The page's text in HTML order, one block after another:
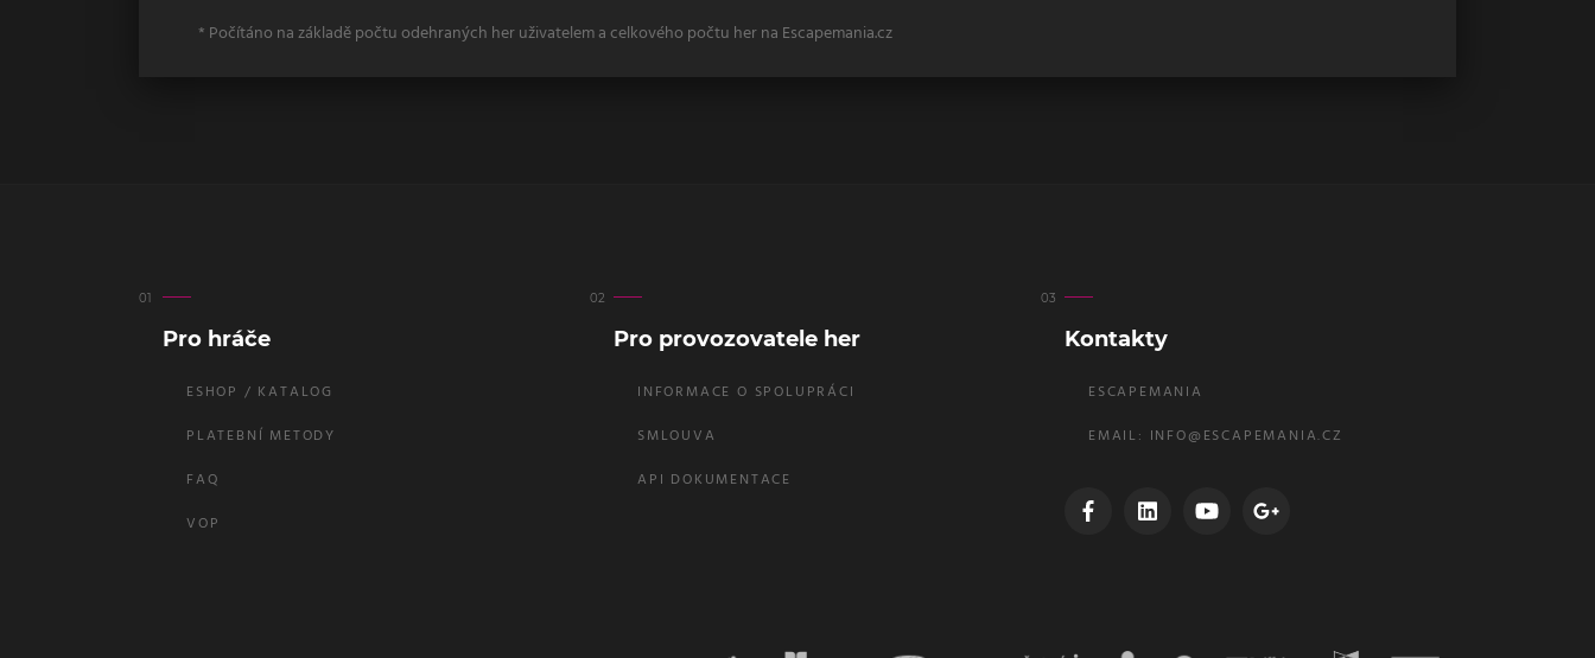
* Počítáno na základě počtu odehraných her uživatelem a celkového počtu her na Escapemania.cz
Pro hráče
ESHOP / KATALOG
PLATEBNÍ METODY
FAQ
VOP
Pro provozovatele her
INFORMACE O SPOLUPRÁCI
SMLOUVA
API DOKUMENTACE
Kontakty
ESCAPEMANIA
EMAIL: INFO@ESCAPEMANIA.CZ